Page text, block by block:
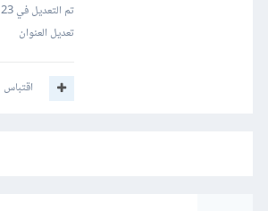
تم التعديل في23 يونيو 2015
تعديل العنوان
اقتباس